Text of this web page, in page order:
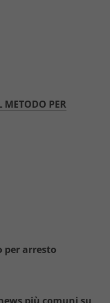
METODO PER
per arresto
più comuni su